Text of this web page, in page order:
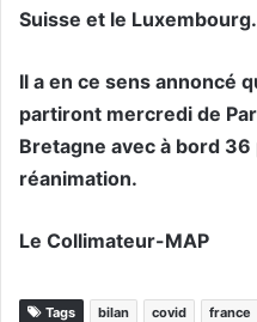
Suisse et le Luxembourg.
Il a en ce sens annoncé
partiront mercredi de
Bretagne avec à bord
réanimation.
Le Collimateur-MAP
Tags bilan covid france